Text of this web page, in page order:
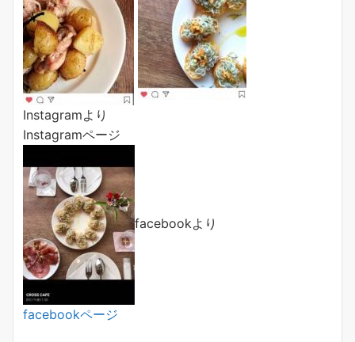
Instagramより
Instagramページ
facebookより
facebookページ